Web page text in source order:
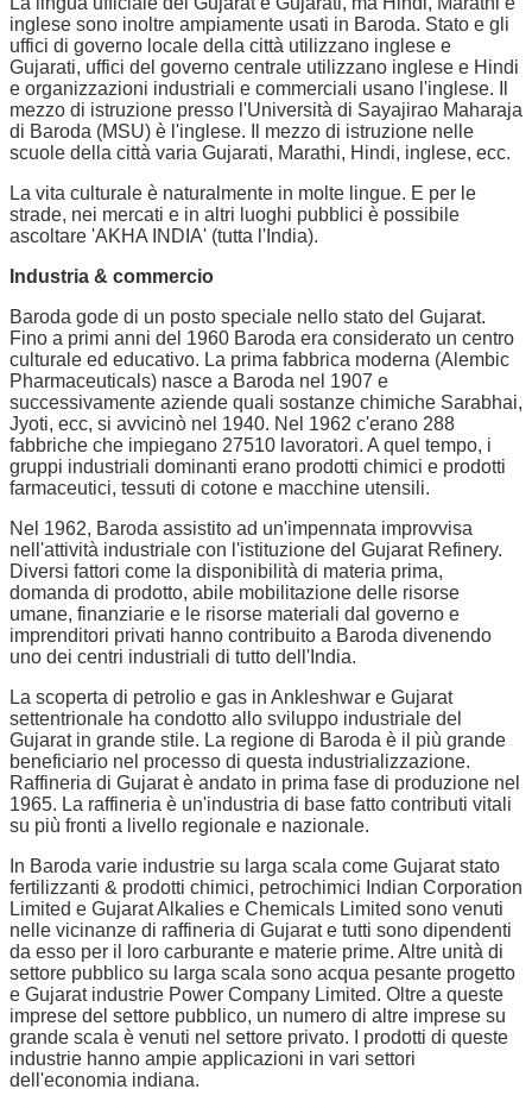
inglese sono inoltre ampiamente usati in Baroda. Stato e gli
uffici di governo locale della città utilizzano inglese e
Gujarati, uffici del governo centrale utilizzano inglese e Hindi
e organizzazioni industriali e commerciali usano l'inglese. Il
mezzo di istruzione presso l'Università di Sayajirao Maharaja
di Baroda (MSU) è l'inglese. Il mezzo di istruzione nelle
scuole della città varia Gujarati, Marathi, Hindi, inglese, ecc.
La vita culturale è naturalmente in molte lingue. E per le
strade, nei mercati e in altri luoghi pubblici è possibile
ascoltare 'AKHA INDIA' (tutta l'India).
Industria & commercio
Baroda gode di un posto speciale nello stato del Gujarat.
Fino a primi anni del 1960 Baroda era considerato un centro
culturale ed educativo. La prima fabbrica moderna (Alembic
Pharmaceuticals) nasce a Baroda nel 1907 e
successivamente aziende quali sostanze chimiche Sarabhai,
Jyoti, ecc, si avvicinò nel 1940. Nel 1962 c'erano 288
fabbriche che impiegano 27510 lavoratori. A quel tempo, i
gruppi industriali dominanti erano prodotti chimici e prodotti
farmaceutici, tessuti di cotone e macchine utensili.
Nel 1962, Baroda assistito ad un'impennata improvvisa
nell'attività industriale con l'istituzione del Gujarat Refinery.
Diversi fattori come la disponibilità di materia prima,
domanda di prodotto, abile mobilitazione delle risorse
umane, finanziarie e le risorse materiali dal governo e
imprenditori privati hanno contribuito a Baroda divenendo
uno dei centri industriali di tutto dell'India.
La scoperta di petrolio e gas in Ankleshwar e Gujarat
settentrionale ha condotto allo sviluppo industriale del
Gujarat in grande stile. La regione di Baroda è il più grande
beneficiario nel processo di questa industrializzazione.
Raffineria di Gujarat è andato in prima fase di produzione nel
1965. La raffineria è un'industria di base fatto contributi vitali
su più fronti a livello regionale e nazionale.
In Baroda varie industrie su larga scala come Gujarat stato
fertilizzanti & prodotti chimici, petrochimici Indian Corporation
Limited e Gujarat Alkalies e Chemicals Limited sono venuti
nelle vicinanze di raffineria di Gujarat e tutti sono dipendenti
da esso per il loro carburante e materie prime. Altre unità di
settore pubblico su larga scala sono acqua pesante progetto
e Gujarat industrie Power Company Limited. Oltre a queste
imprese del settore pubblico, un numero di altre imprese su
grande scala è venuti nel settore privato. I prodotti di queste
industrie hanno ampie applicazioni in vari settori
dell'economia indiana.